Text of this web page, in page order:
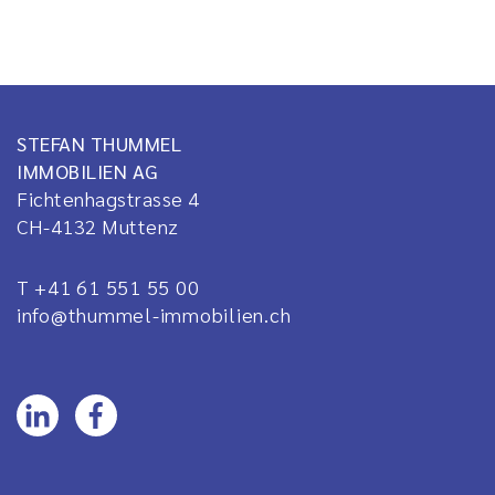
STEFAN THUMMEL
IMMOBILIEN AG
Fichtenhagstrasse 4
CH-4132 Muttenz
T +41 61 551 55 00
info@thummel-immobilien.ch